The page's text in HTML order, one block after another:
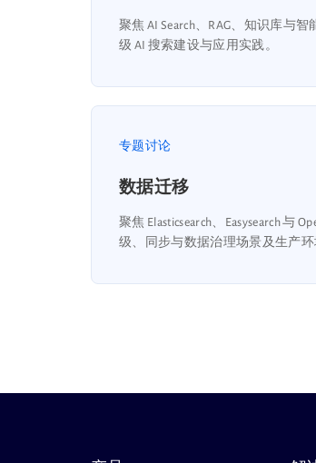
聚焦 AI Search、RAG、知识库与
级 AI 搜索建设与应用实践。
专题讨论
数据迁移
聚焦 Elasticsearch、Easysearch 与
级、同步与数据治理场景及生产环